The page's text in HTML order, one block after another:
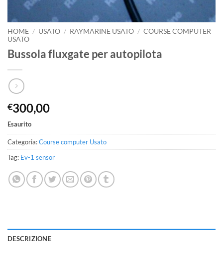
HOME / USATO / RAYMARINE USATO / COURSE COMPUTER
USATO
Bussola fluxgate per autopilota
€300,00
Esaurito
Categoria:Course computer Usato
Tag: Ev-1 sensor
DESCRIZIONE